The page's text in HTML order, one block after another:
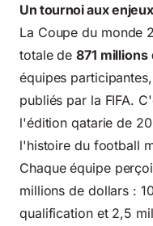
Un tournoi aux
La Coupe du monde
totale de871
équipes participantes,
publiés par la FIFA.
l'édition qatarie de
l'histoire du football
Chaque équipe
millions de dollars :
qualification et 2,5